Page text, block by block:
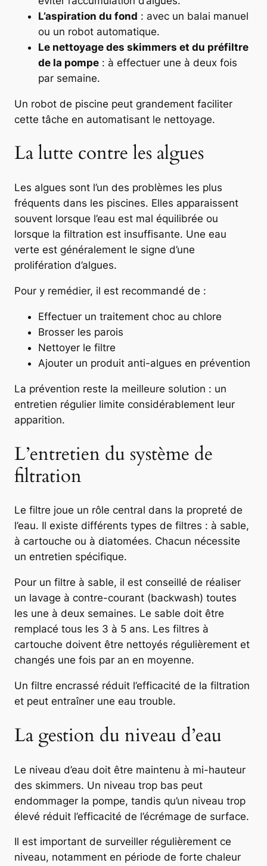
L’aspiration du fond : avec un balai manuel
ou un robot automatique.
Le nettoyage des skimmers et du préfiltre
de la pompe : à effectuer une à deux fois
par semaine.
Un robot de piscine peut grandement faciliter
cette tâche en automatisant le nettoyage.
La lutte contre les algues
Les algues sont l’un des problèmes les plus
fréquents dans les piscines. Elles apparaissent
souvent lorsque l’eau est mal équilibrée ou
lorsque la filtration est insuffisante. Une eau
verte est généralement le signe d’une
prolifération d’algues.
Pour y remédier, il est recommandé de :
Effectuer un traitement choc au chlore
Brosser les parois
Nettoyer le filtre
Ajouter un produit anti-algues en prévention
La prévention reste la meilleure solution : un
entretien régulier limite considérablement leur
apparition.
L’entretien du système de
filtration
Le filtre joue un rôle central dans la propreté de
l’eau. Il existe différents types de filtres : à sable,
à cartouche ou à diatomées. Chacun nécessite
un entretien spécifique.
Pour un filtre à sable, il est conseillé de réaliser
un lavage à contre-courant (backwash) toutes
les une à deux semaines. Le sable doit être
remplacé tous les 3 à 5 ans. Les filtres à
cartouche doivent être nettoyés régulièrement et
changés une fois par an en moyenne.
Un filtre encrassé réduit l’efficacité de la filtration
et peut entraîner une eau trouble.
La gestion du niveau d’eau
Le niveau d’eau doit être maintenu à mi-hauteur
des skimmers. Un niveau trop bas peut
endommager la pompe, tandis qu’un niveau trop
élevé réduit l’efficacité de l’écrémage de surface.
Il est important de surveiller régulièrement ce
niveau, notamment en période de forte chaleur